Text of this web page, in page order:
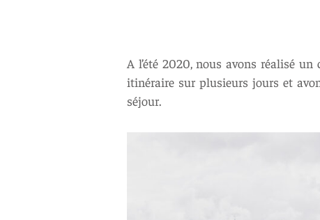
A l’été 2020, nous avons réalisé
itinéraire sur plusieurs jours et
séjour.